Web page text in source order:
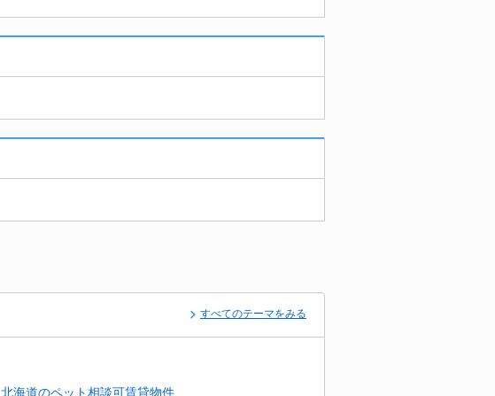
すべてのテーマをみる
北海道のペット相談可賃貸物件